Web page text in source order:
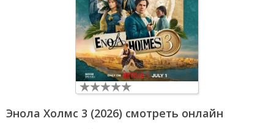
Энола Холмс 3 (2026) смотреть онлайн